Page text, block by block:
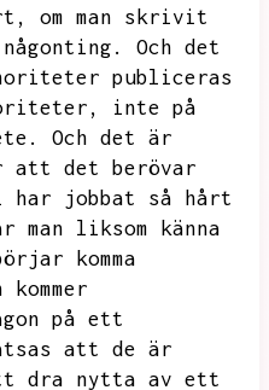
om man skrivit
Och det
publiceras
inte på
Och det är
att det berövar
har jobbat så hårt
man liksom känna
komma
på ett
att de är
dra nytta av ett